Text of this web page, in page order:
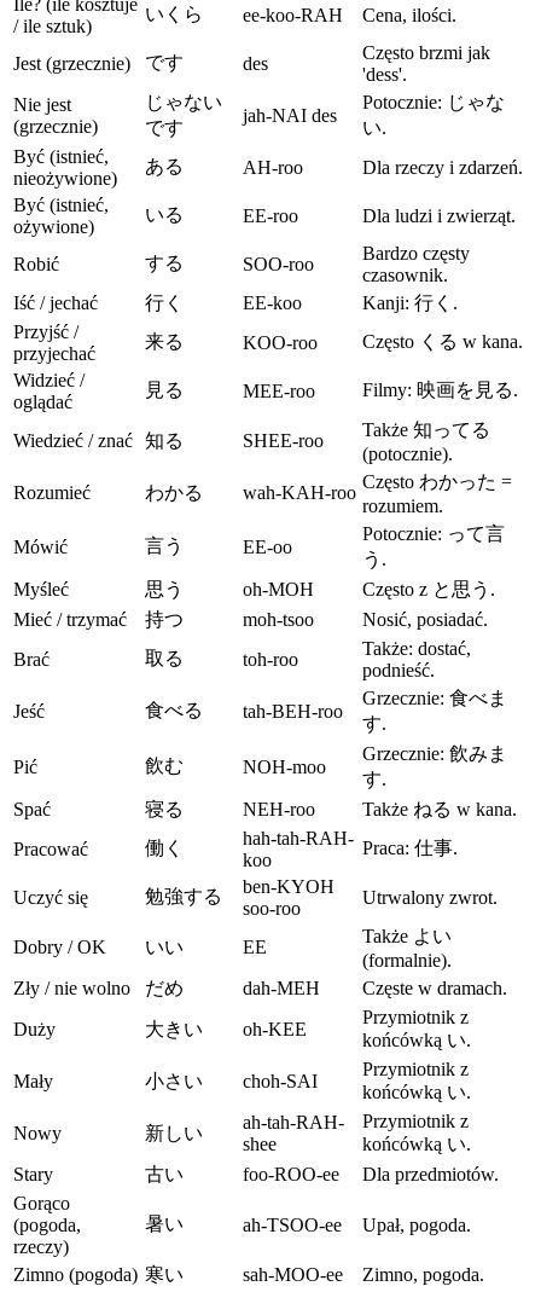
Ile? (ile kosztuje
/ ile sztuk)
いくら ee-koo-RAH Cena, ilości.
Jest (grzecznie) です des
Często brzmi jak
'dess'.
Nie jest
(grzecznie)
じゃない
です
jah-NAI des
Potocznie: じゃな
い.
Być (istnieć,
nieożywione)
ある AH-roo
Dla rzeczy i zdarzeń.
Być (istnieć,
ożywione)
いる EE-roo Dla ludzi i zwierząt.
Robić する SOO-roo
Bardzo częsty
czasownik.
Iść / jechać
行く EE-koo
Kanji: 行く.
Przyjść /
przyjechać
来る KOO-roo
Często くる w kana.
Widzieć /
oglądać
見る MEE-roo Filmy: 映画を見る.
Wiedzieć / znać 知る SHEE-roo
Także 知ってる
(potocznie).
Rozumieć
わかる wah-KAH-roo
Często わかった =
rozumiem.
Mówić
言う EE-oo
Potocznie: って言
う.
Myśleć
思う oh-MOH
Często z と思う.
Mieć / trzymać
持つ moh-tsoo
Nosić, posiadać.
Brać
取る toh-roo
Także: dostać,
podnieść.
Jeść
食べる tah-BEH-roo
Grzecznie: 食べま
す.
Pić 飲む NOH-moo
Grzecznie: 飲みま
す.
Spać
寝る NEH-roo
Także ねる w kana.
Pracować
働く
hah-tah-RAH-
koo
Praca: 仕事.
Uczyć się 勉強する
ben-KYOH
soo-roo
Utrwalony zwrot.
Dobry / OK いい EE
Także よい
(formalnie).
Zły / nie wolno
だめ dah-MEH
Częste w dramach.
Duży
大きい oh-KEE
Przymiotnik z
końcówką い.
Mały
小さい choh-SAI
Przymiotnik z
końcówką い.
Nowy
新しい
ah-tah-RAH-
shee
Przymiotnik z
końcówką い.
Stary
古い foo-ROO-ee
Dla przedmiotów.
Gorąco
(pogoda,
rzeczy)
暑い ah-TSOO-ee Upał, pogoda.
Zimno (pogoda) 寒い sah-MOO-ee
Zimno, pogoda.